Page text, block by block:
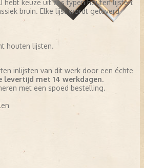
hebt keuze uit zes typen houten lijsten:
bruin. Elke lijst wordt geleverd
houten lijsten.
inlijsten van dit werk door een échte
levertijd met 14 werkdagen.
met een spoed bestelling.